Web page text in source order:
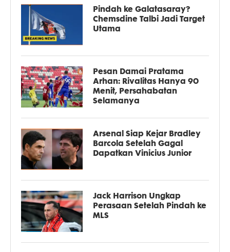
Pindah ke Galatasaray?
Chemsdine Talbi Jadi Target
Utama
Pesan Damai Pratama
Arhan: Rivalitas Hanya 90
Menit, Persahabatan
Selamanya
Arsenal Siap Kejar Bradley
Barcola Setelah Gagal
Dapatkan Vinicius Junior
Jack Harrison Ungkap
Perasaan Setelah Pindah ke
MLS